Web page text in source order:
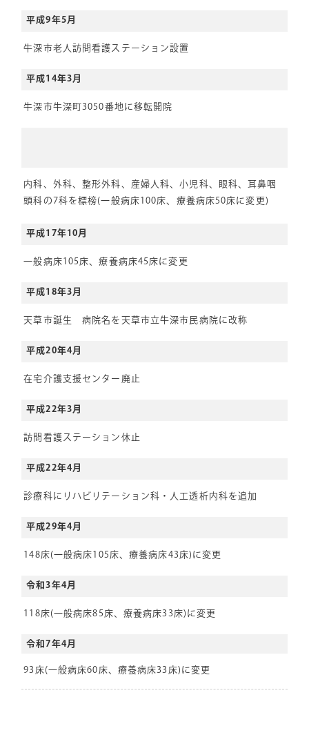
平成9年5月
牛深市老人訪問看護ステーション設置
平成14年3月
牛深市牛深町3050番地に移転開院
内科、外科、整形外科、産婦人科、小児科、眼科、耳鼻咽
頭科の7科を標榜(一般病床100床、療養病床50床に変更)
平成17年10月
一般病床105床、療養病床45床に変更
平成18年3月
天草市誕生 病院名を天草市立牛深市民病院に改称
平成20年4月
在宅介護支援センター廃止
平成22年3月
訪問看護ステーション休止
平成22年4月
診療科にリハビリテーション科・人工透析内科を追加
平成29年4月
148床(一般病床105床、療養病床43床)に変更
令和3年4月
118床(一般病床85床、療養病床33床)に変更
令和7年4月
93床(一般病床60床、療養病床33床)に変更